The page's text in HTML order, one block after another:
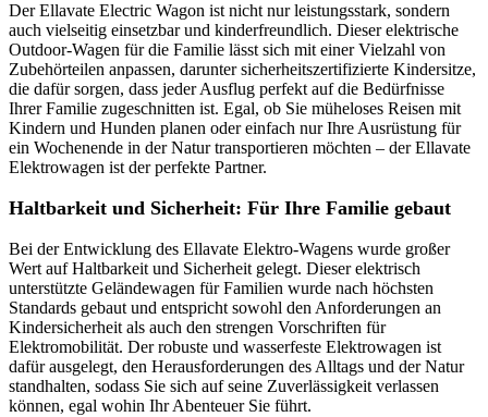
Der Ellavate Electric Wagon ist nicht nur leistungsstark, sondern
auch vielseitig einsetzbar und kinderfreundlich. Dieser elektrische
Outdoor-Wagen für die Familie lässt sich mit einer Vielzahl von
Zubehörteilen anpassen, darunter sicherheitszertifizierte Kindersitze,
die dafür sorgen, dass jeder Ausflug perfekt auf die Bedürfnisse
Ihrer Familie zugeschnitten ist. Egal, ob Sie müheloses Reisen mit
Kindern und Hunden planen oder einfach nur Ihre Ausrüstung für
ein Wochenende in der Natur transportieren möchten – der Ellavate
Elektrowagen ist der perfekte Partner.
Haltbarkeit und Sicherheit: Für Ihre Familie gebaut
Bei der Entwicklung des Ellavate Elektro-Wagens wurde großer
Wert auf Haltbarkeit und Sicherheit gelegt. Dieser elektrisch
unterstützte Geländewagen für Familien wurde nach höchsten
Standards gebaut und entspricht sowohl den Anforderungen an
Kindersicherheit als auch den strengen Vorschriften für
Elektromobilität. Der robuste und wasserfeste Elektrowagen ist
dafür ausgelegt, den Herausforderungen des Alltags und der Natur
standhalten, sodass Sie sich auf seine Zuverlässigkeit verlassen
können, egal wohin Ihr Abenteuer Sie führt.